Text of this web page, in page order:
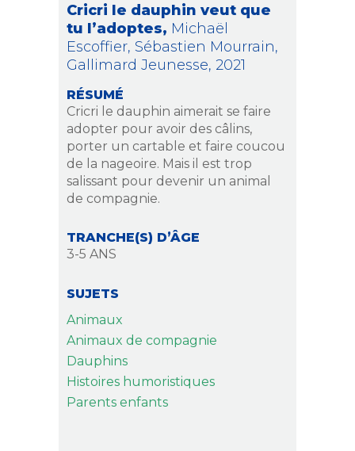
Cricri le dauphin veut que
tu l’adoptes, Michaël
Escoffier, Sébastien Mourrain,
Gallimard Jeunesse, 2021
RÉSUMÉ
Cricri le dauphin aimerait se faire
adopter pour avoir des câlins,
porter un cartable et faire coucou
de la nageoire. Mais il est trop
salissant pour devenir un animal
de compagnie.
TRANCHE(S) D’ÂGE
3-5 ANS
SUJETS
Animaux
Animaux de compagnie
Dauphins
Histoires humoristiques
Parents enfants